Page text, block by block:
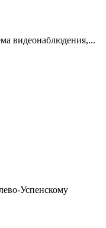
видеонаблюдения,...
Успенскому